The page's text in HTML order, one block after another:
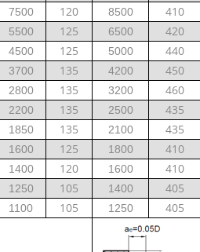
7500 120 8500 410
5500 125 6500 420
4500 125 5000 440
3700 135 4200 450
2800 135 3200 460
2200 135 2500 435
1850 135 2100 435
1600 125 1800 410
1400 120 1600 410
1250 105 1400 405
1100 105 1250 405